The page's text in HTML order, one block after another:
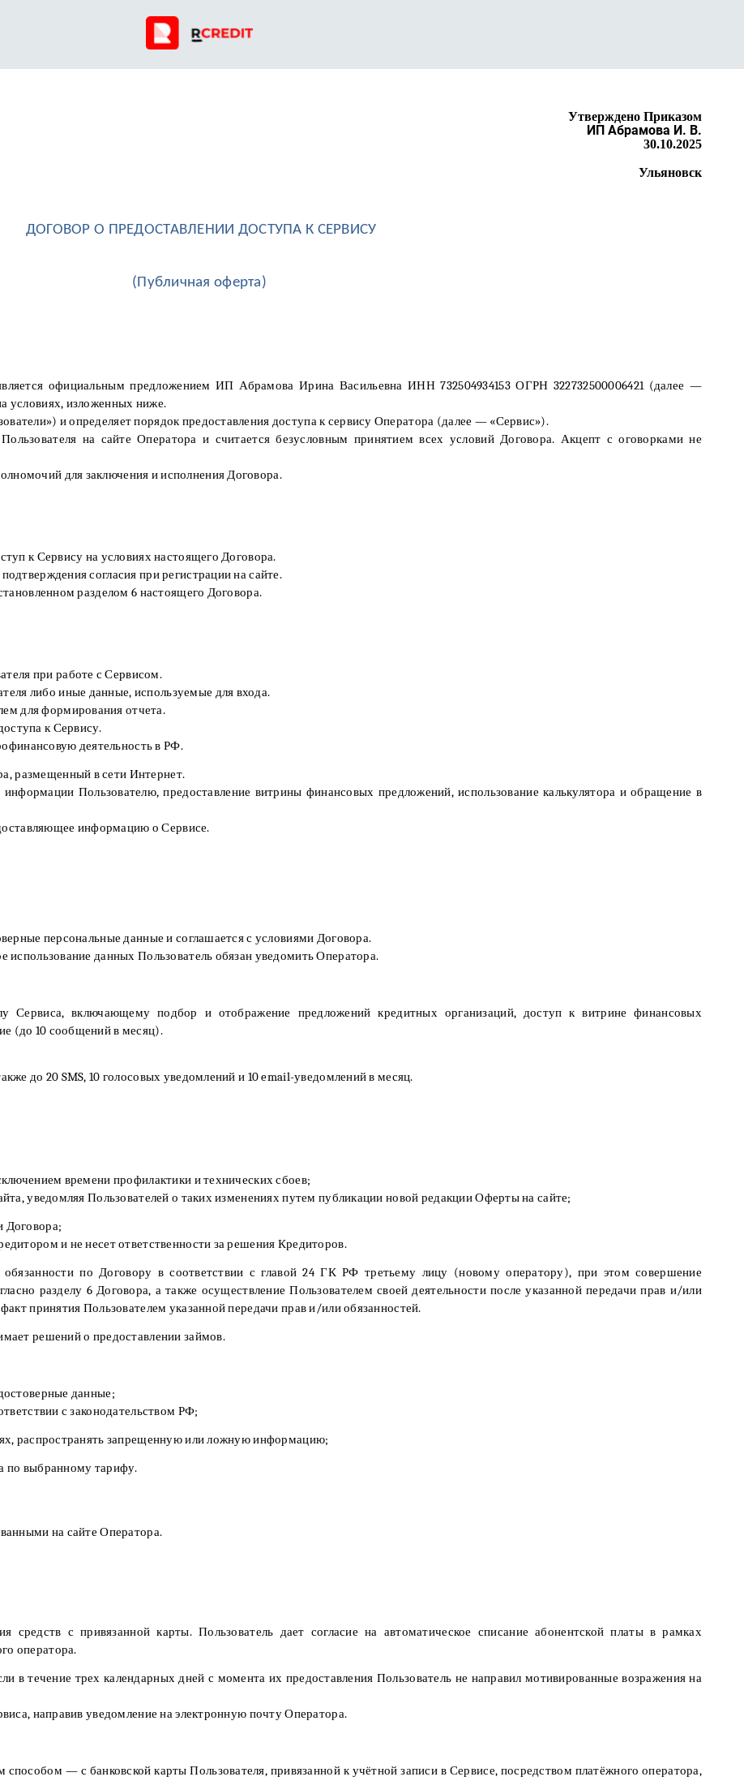
Утверждено Приказом
ИП Абрамова И. В.
30.10.2025
Ульяновск
ДОГОВОР О ПРЕДОСТАВЛЕНИИ ДОСТУПА К СЕРВИСУ
(Публичная оферта)
официальным предложением ИП Абрамова Ирина Васильевна ИНН 732504934153 ОГРН 322732500006421 (далее —
условиях, изложенных ниже.
и определяет порядок предоставления доступа к сервису Оператора (далее — «Сервис»).
на сайте Оператора и считается безусловным принятием всех условий Договора. Акцепт с оговорками не
для заключения и исполнения Договора.
к Сервису на условиях настоящего Договора.
согласия при регистрации на сайте.
разделом 6 настоящего Договора.
при работе с Сервисом.
либо иные данные, используемые для входа.
для формирования отчета.
к Сервису.
деятельность в РФ.
размещенный в сети Интернет.
Пользователю, предоставление витрины финансовых предложений, использование калькулятора и обращение в
информацию о Сервисе.
персональные данные и соглашается с условиями Договора.
использование данных Пользователь обязан уведомить Оператора.
Сервиса, включающему подбор и отображение предложений кредитных организаций, доступ к витрине финансовых
(до 10 сообщений в месяц).
до 20 SMS, 10 голосовых уведомлений и 10 email-уведомлений в месяц.
времени профилактики и технических сбоев;
уведомляя Пользователей о таких изменениях путем публикации новой редакции Оферты на сайте;
Договора;
и не несет ответственности за решения Кредиторов.
по Договору в соответствии с главой 24 ГК РФ третьему лицу (новому оператору), при этом совершение
разделу 6 Договора, а также осуществление Пользователем своей деятельности после указанной передачи прав и/или
принятия Пользователем указанной передачи прав и/или обязанностей.
решений о предоставлении займов.
данные;
с законодательством РФ;
распространять запрещенную или ложную информацию;
по выбранному тарифу.
на сайте Оператора.
средств с привязанной карты. Пользователь дает согласие на автоматическое списание абонентской платы в рамках
оператора.
в течение трех календарных дней с момента их предоставления Пользователь не направил мотивированные возражения на
направив уведомление на электронную почту Оператора.
— с банковской карты Пользователя, привязанной к учётной записи в Сервисе, посредством платёжного оператора,